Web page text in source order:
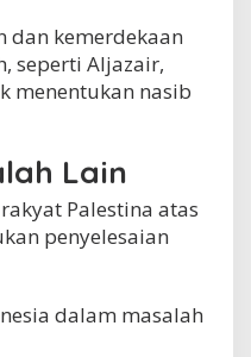
dan kemerdekaan
seperti Aljazair,
menentukan nasib
Lain
Palestina atas
penyelesaian
dalam masalah